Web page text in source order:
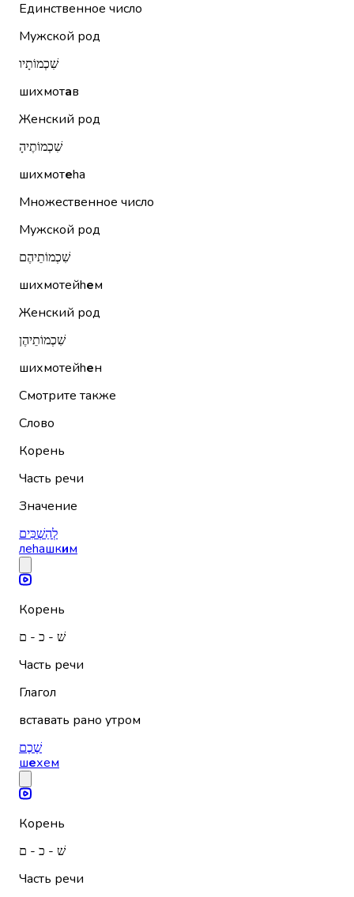
Единственное число
Мужской род
שִׁכְמוֹתָיו
шихмотав
Женский род
שִׁכְמוֹתֶיהָ
шихмотеhа
Множественное число
Мужской род
שִׁכְמוֹתֵיהֶם
шихмотейhем
Женский род
שִׁכְמוֹתֵיהֶן
шихмотейhен
Смотрите также
Слово
Корень
Часть речи
Значение
לְהַשְׁכִּים
леhашким
Корень
שׁ - כ - ם
Часть речи
Глагол
вставать рано утром
שֶׁכֶם
шехем
Корень
שׁ - כ - ם
Часть речи